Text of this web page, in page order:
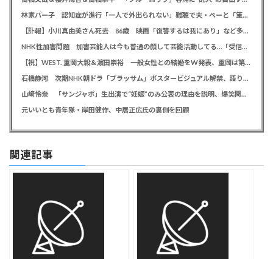
林家パー子 認知症が進行「一人で外出られない」難聴で夫・ペーと「筆談」…自宅全焼から約1年
【訃報】小川真由美さん死去 86歳 映画「復讐するは我にあり」など多数出演
NHK性加害問題 加害芸能人は今も普通の顔して芸能活動してる…「受信料を取るくらいなら詳細を伝えよ」視聴者からは批判の声
【祝】WEST. 重岡大毅＆濵田崇裕 一般女性との結婚をW発表、重岡は第1子誕生も報告
石橋静河 次期NHK朝ドラ「ブラッサム」ポスタービジュアル解禁、語りは三條雅幸アナウンサー
山崎怜奈 「サンジャポ」生出演で“妊娠”のみ公表の理由を説明、爆笑問題には「お祝い待ってます」
元いいとも青年隊・岸田健作、中居正広氏の裏側を回顧
関連記事